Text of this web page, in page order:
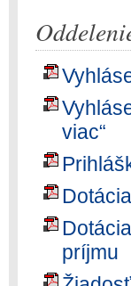
viac“
príjmu